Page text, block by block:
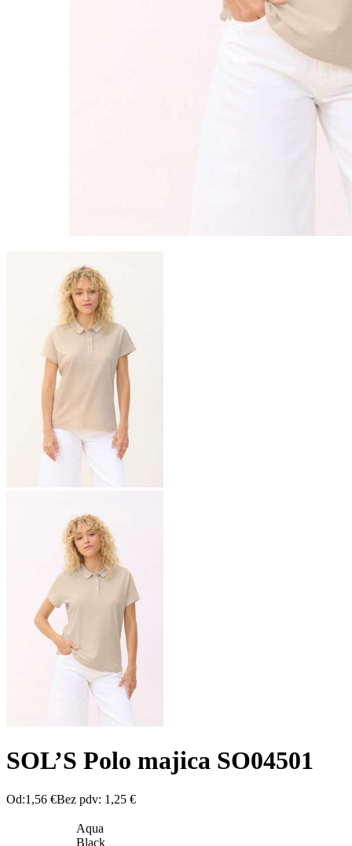
SOL’S Polo majica SO04501
Od:1,56 €Bez pdv: 1,25 €
Aqua
Black